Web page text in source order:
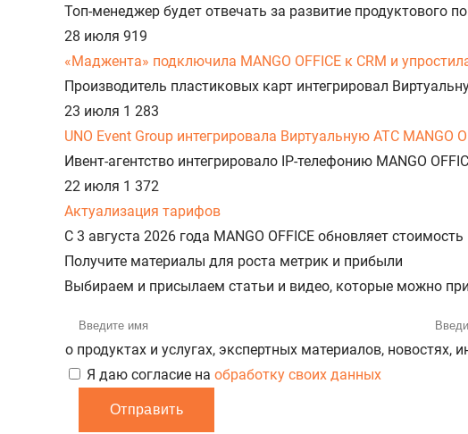
Топ-менеджер будет отвечать за развитие продуктового
28 июля 919
«Маджента» подключила MANGO OFFICE к CRM и
Производитель пластиковых карт интегрировал
23 июля 1 283
UNO Event Group интегрировала Виртуальную АТС MANGO
Ивент-агентство интегрировало IP-телефонию MANGO
22 июля 1 372
Актуализация тарифов
С 3 августа 2026 года MANGO OFFICE обновляет
Получите материалы для роста метрик и прибыли
Выбираем и присылаем статьи и видео, которые можно
о продуктах и услугах, экспертных материалов,
Я даю согласие на обработку своих данных
Отправить